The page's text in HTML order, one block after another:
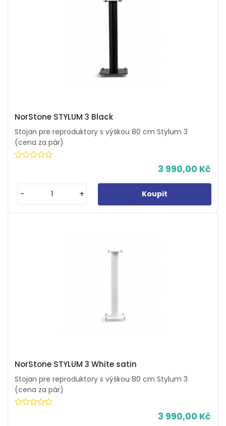
NorStone STYLUM 3 Black
Stojan pre reproduktory s výškou 80 cm Stylum 3
(cena za pár)
3 990,00 Kč
- +
NorStone STYLUM 3 White satin
Stojan pre reproduktory s výškou 80 cm Stylum 3
(cena za pár)
3 990,00 Kč